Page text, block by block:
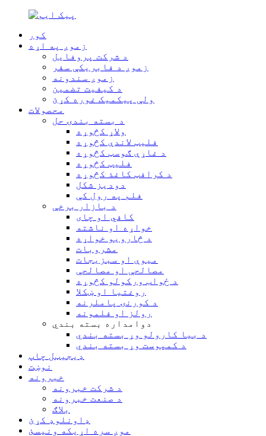
کور
زموږ په اړه
د شرکت پروفایل
زموږ د فابریکې سفر
زموږ سندونه
د کیفیت تضمین
ولې پیکمیک غوره کړئ
محصولات
د بسته بندۍ حل
ولاړ کڅوړه
فلیټ لاندې کڅوړه
د غاړې ګوسټ کڅوړه
فلیټ کڅوړه
د کرافټ کاغذ کڅوړه
دودیز شکل
فلم په رول کې
د بازار برخې
کافي او چای
خواړه او ناشته
د څارویو خواړه
مشروبات
میوې او سبزیجات
مصالحې او مصالحې
د ځواب ورکولو کڅوړه
روغتیا او ښکلا
د کورنۍ پاملرنه
رولز او فلمونه
دوامداره بسته بندي
د بیا کارولو وړ بسته بندي
د کمپوست وړ بسته بندي
ډیجیټل چاپ
نوښت
خبرونه
د شرکت خبرونه
د صنعت خبرونه
بلاګ
ډاونلوډ کړئ
موږ سره اړیکه ونیسئ